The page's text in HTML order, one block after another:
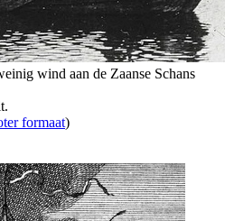
wind aan de Zaanse Schans
formaat)